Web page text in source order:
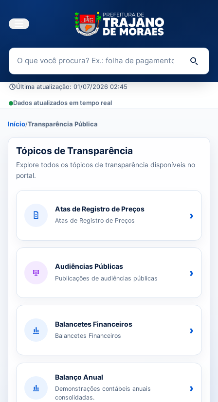
Buscar no Portal da Transparência
Última atualização: 01/07/2026 02:45
Dados atualizados em tempo real
Início/Transparência Pública
39 tópicos carregados do banco de dados.
Tópicos de Transparência
Explore todos os tópicos de transparência disponíveis no
portal.
Atas de Registro de Preços
Atas de Registro de Preços ›
Audiências Públicas
Publicações de audiências públicas ›
Balancetes Financeiros
Balancetes Financeiros ›
Balanço Anual
Demonstrações contábeis anuais
consolidadas.
›